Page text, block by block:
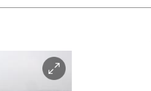
이
미